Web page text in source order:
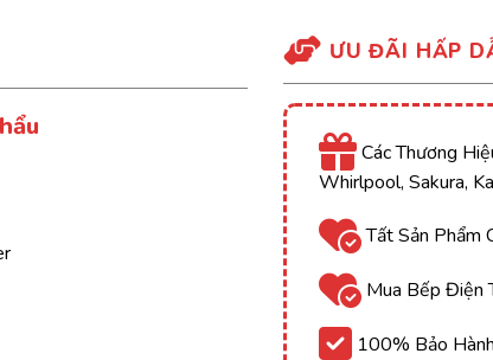
ƯU ĐÃI HẤP
Các Thương
Whirlpool, Sakura,
Tất Sản Phẩm
Mua Bếp Điện
100% Bảo